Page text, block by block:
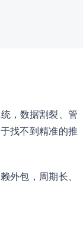
，数据割裂、管
找不到精准的推
外包，周期长、